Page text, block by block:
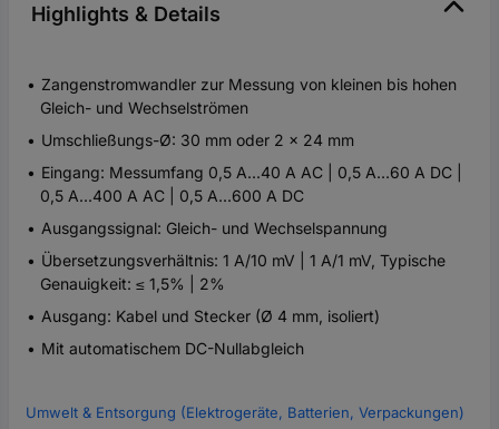
Highlights & Details
Zangenstromwandler zur Messung von kleinen bis hohen
Gleich- und Wechselströmen
Umschließungs-Ø: 30 mm oder 2 x 24 mm
Eingang: Messumfang 0,5 A...40 A AC | 0,5 A...60 A DC |
0,5 A...400 A AC | 0,5 A...600 A DC
Ausgangssignal: Gleich- und Wechselspannung
Übersetzungsverhältnis: 1 A/10 mV | 1 A/1 mV, Typische
Genauigkeit: ≤ 1,5% | 2%
Ausgang: Kabel und Stecker (Ø 4 mm, isoliert)
Mit automatischem DC-Nullabgleich
Umwelt & Entsorgung (Elektrogeräte, Batterien, Verpackungen)